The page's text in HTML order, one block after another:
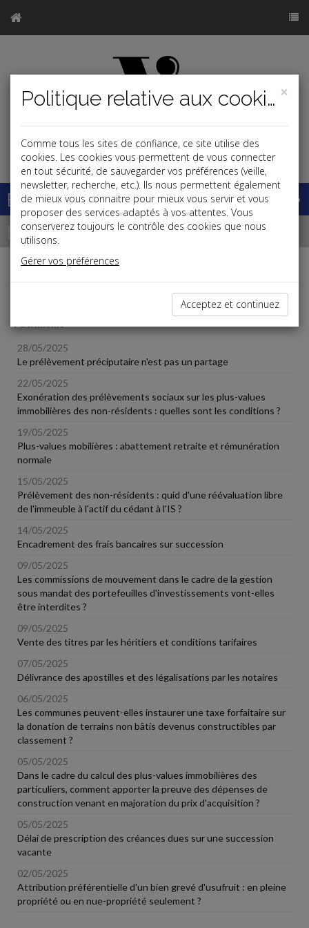
Base documentaire
Dépêches
Liste des dernières dépêches
28/05/2025
Le prélèvement préciputaire n'est pas un partage
22/05/2025
Exonération des prélèvements sociaux sur les plus-values
immobilières des non-résidents : quelles sont les conditions ?
19/05/2025
Plus-values mobilières : abattement retraite et rémunération
normale
15/05/2025
Prélèvement des non-résidents : quid d'une réévaluation libre
de l'immeuble à l'actif du cédant à l'IS ?
14/05/2025
Encadrement des frais bancaires sur succession
09/05/2025
Les commissions de mouvement dans le cadre de la gestion
sous mandat des portefeuilles d'investissements vont-elles
être interdites ?
09/05/2025
Vente des titres par les héritiers et conditions tarifaires
07/05/2025
Délivrance des apostilles et des légalisations par les notaires
06/05/2025
Les communes peuvent-elles instaurer une taxe forfaitaire sur
la donation de terrains non bâtis devenus constructibles par
classement ?
05/05/2025
Dans le cadre du calcul des plus-values immobilières des
particuliers, comment apporter la preuve des dépenses de
construction venant en majoration du prix d'acquisition ?
05/05/2025
Délai de prescription des créances dues sur une succession
vacante
02/05/2025
Attribution préférentielle d'un bien grevé d'usufruit : en pleine
propriété ou en nue-propriété seulement ?
×
Politique relative aux cookies
Comme tous les sites de confiance, ce site utilise des
cookies. Les cookies vous permettent de vous connecter
en tout sécurité, de sauvegarder vos préférences (veille,
newsletter, recherche, etc.). Ils nous permettent également
de mieux vous connaitre pour mieux vous servir et vous
proposer des services adaptés à vos attentes. Vous
conserverez toujours le contrôle des cookies que nous
utilisons.
Gérer vos préférences
Acceptez et continuez